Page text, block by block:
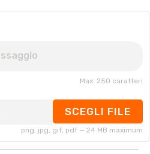
Max. 250 caratteri
SCEGLI FILE
png, jpg, gif, pdf — 24 MB maximum